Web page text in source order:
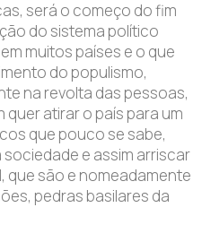
será o começo do fim
do sistema político
muitos países e o que
do populismo,
na revolta das pessoas,
atirar o país para um
que pouco se sabe,
e assim arriscar
que são e nomeadamente
pedras basilares da